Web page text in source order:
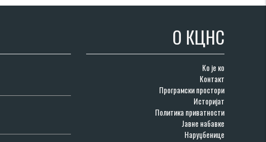
О КЦНС
Ко је ко
Контакт
Програмски простори
Историјат
Политика приватности
Јавне набавке
Наруџбенице